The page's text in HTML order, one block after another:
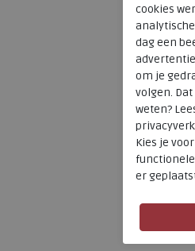
cookies
dag een
om je
volgen.
weten?
Kies je
functionele
er